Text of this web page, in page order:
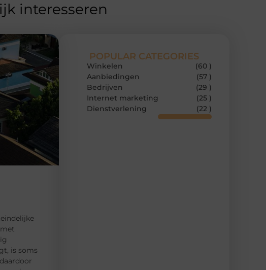
interesseren
is soms
POPULAR CATEGORIES
Winkelen
(60 )
Aanbiedingen
(57 )
Bedrijven
(29 )
Internet marketing
(25 )
Dienstverlening
(22 )